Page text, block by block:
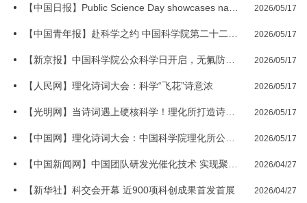
2026/05/17
2026/05/17
2026/05/17
【人民网】理化诗词大会：科学“飞花”诗意浓 2026/05/17
2026/05/17
2026/05/17
2026/04/27
【新华社】科交会开幕 近900项科创成果首发首展 2026/04/27